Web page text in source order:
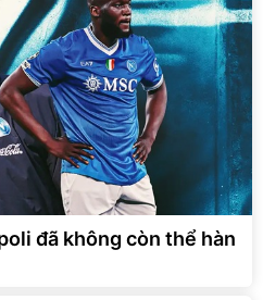
đã không còn thể hàn